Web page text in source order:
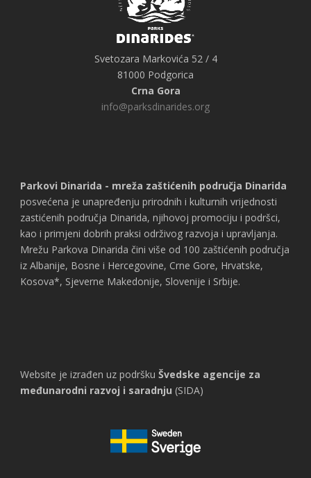
Svetozara Markovića 52 / 4
81000 Podgorica
Crna Gora
info@parksdinarides.org
Parkovi Dinarida - mreža zaštićenih područja Dinarida
posvećena je unapređenju prirodnih i kulturnih vrijednosti
zastićenih područja Dinarida, njihovoj promociju i podršci,
kao i primjeni dobrih praksi održivog razvoja i upravljanja.
Mrežu Parkova Dinarida čini više od 100 zaštićenih područja
iz Albanije, Bosne i Hercegovine, Crne Gore, Hrvatske,
Kosova*, Sjeverne Makedonije, Slovenije i Srbije.
Website je izrađen uz podršku Švedske agencije za
međunarodni razvoj i saradnju (SIDA)